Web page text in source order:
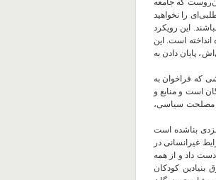
که جامعه
را نخواهید
این رویکرد
است. این
است که شعار پایه‌ای‌اش، پایان دادن به
که فراخوان به
است و منابع و
مصلحت سیاسی،
بناشده است
غیرانسانی در
داد و از همه
بنیادین کودکان